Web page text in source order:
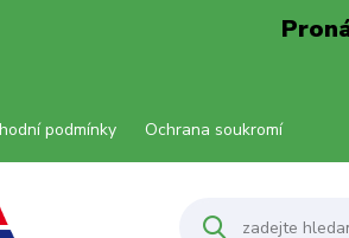
podmínky Ochrana soukromí